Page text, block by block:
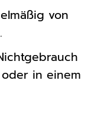
von
in einem